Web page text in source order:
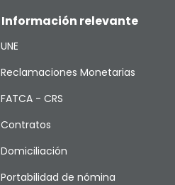
Información relevante
UNE
Reclamaciones Monetarias
FATCA - CRS
Contratos
Domiciliación
Portabilidad de nómina